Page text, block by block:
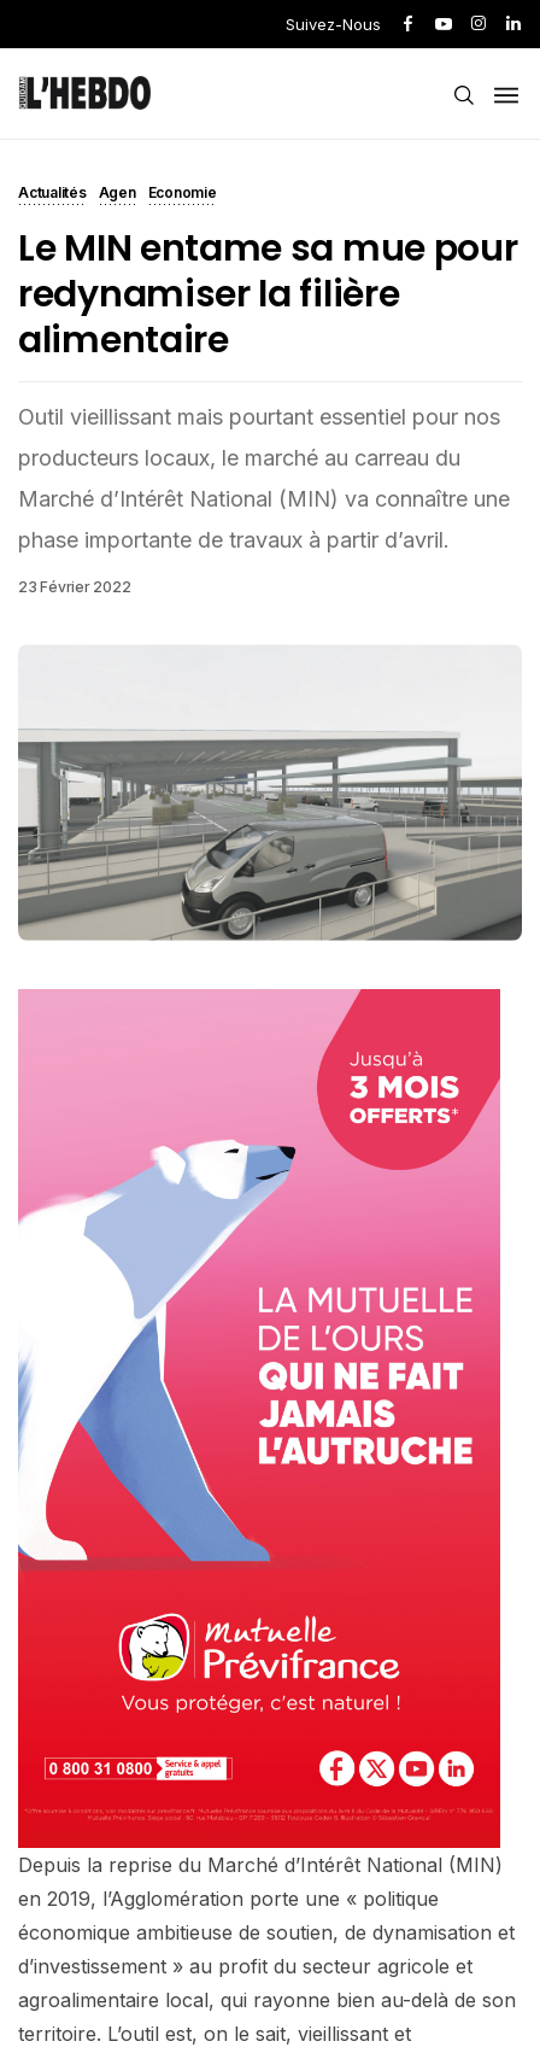
Suivez-Nous
Actualités Agen Economie
Le MIN entame sa mue pour
redynamiser la filière
alimentaire
Outil vieillissant mais pourtant essentiel pour nos
producteurs locaux, le marché au carreau du
Marché d’Intérêt National (MIN) va connaître une
phase importante de travaux à partir d’avril.
23 Février 2022
Depuis la reprise du Marché d’Intérêt National (MIN)
en 2019, l’Agglomération porte une « politique
économique ambitieuse de soutien, de dynamisation et
d’investissement » au profit du secteur agricole et
agroalimentaire local, qui rayonne bien au-delà de son
territoire. L’outil est, on le sait, vieillissant et